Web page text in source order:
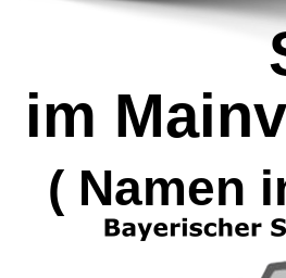
im
( Namen